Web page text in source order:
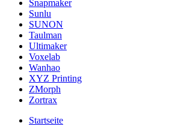
Snapmaker
Sunlu
SUNON
Taulman
Ultimaker
Voxelab
Wanhao
XYZ Printing
ZMorph
Zortrax
Startseite